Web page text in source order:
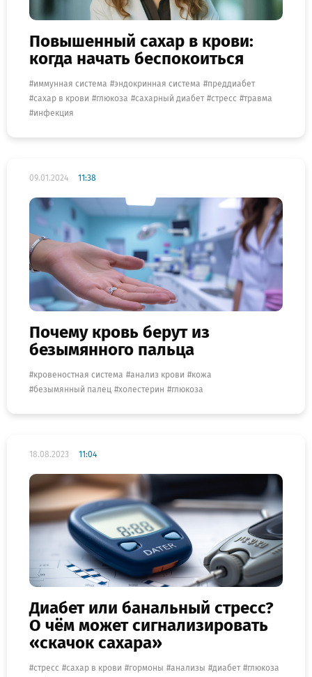
Повышенный сахар в крови:
когда начать беспокоиться
иммунная система эндокринная система
преддиабет
сахар в крови
глюкоза сахарный диабет стресс
травма
инфекция
09.01.2024 11:38
Почему кровь берут из
безымянного пальца
кровеностная система анализ крови
кожа
безымянный палец
холестерин глюкоза
18.08.2023 11:04
Диабет или банальный стресс?
О чём может сигнализировать
«скачок сахара»
стресс сахар в крови гормоны анализы диабет
глюкоза